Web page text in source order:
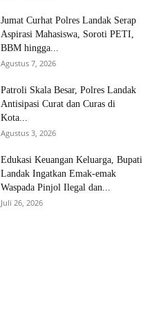
Jumat Curhat Polres Landak Serap
Aspirasi Mahasiswa, Soroti PETI,
BBM hingga...
Agustus 7, 2026
Patroli Skala Besar, Polres Landak
Antisipasi Curat dan Curas di
Kota...
Agustus 3, 2026
Edukasi Keuangan Keluarga, Bupati
Landak Ingatkan Emak-emak
Waspada Pinjol Ilegal dan...
Juli 26, 2026